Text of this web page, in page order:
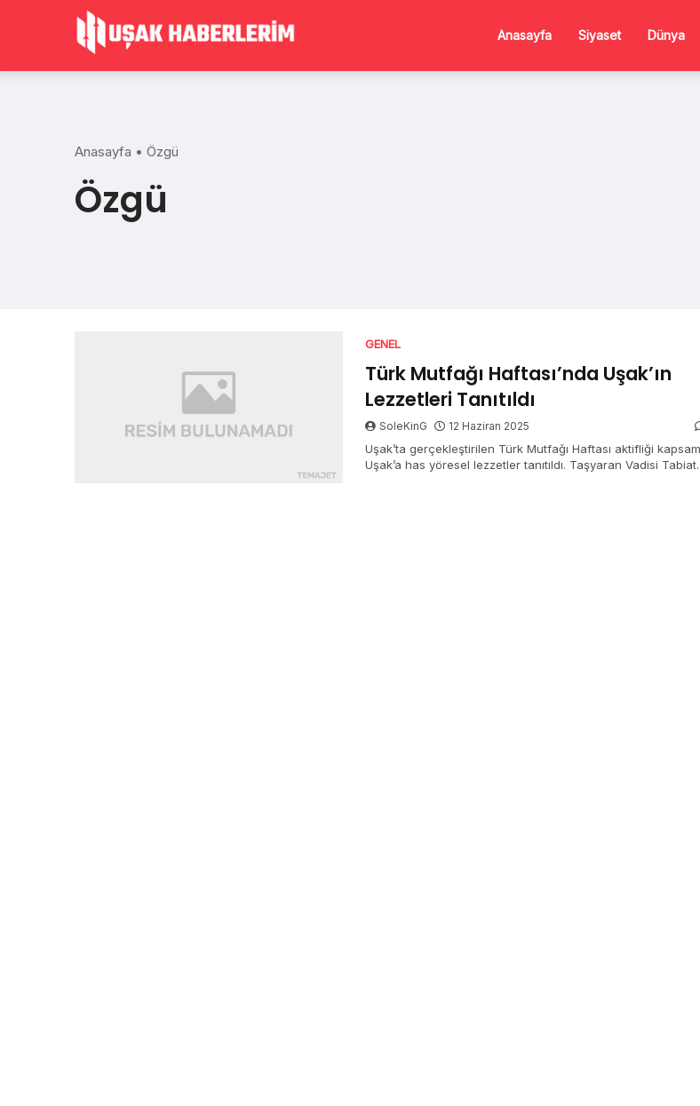
Anasayfa Siyaset Dünya
Anasayfa • Özgü
Özgü
GENEL
Türk Mutfağı Haftası’nda Uşak’ın
Lezzetleri Tanıtıldı
SoleKinG 12 Haziran 2025
Uşak’ta gerçekleştirilen Türk Mutfağı Haftası aktifliği
Uşak’a has yöresel lezzetler tanıtıldı. Taşyaran Vadisi Tabiat